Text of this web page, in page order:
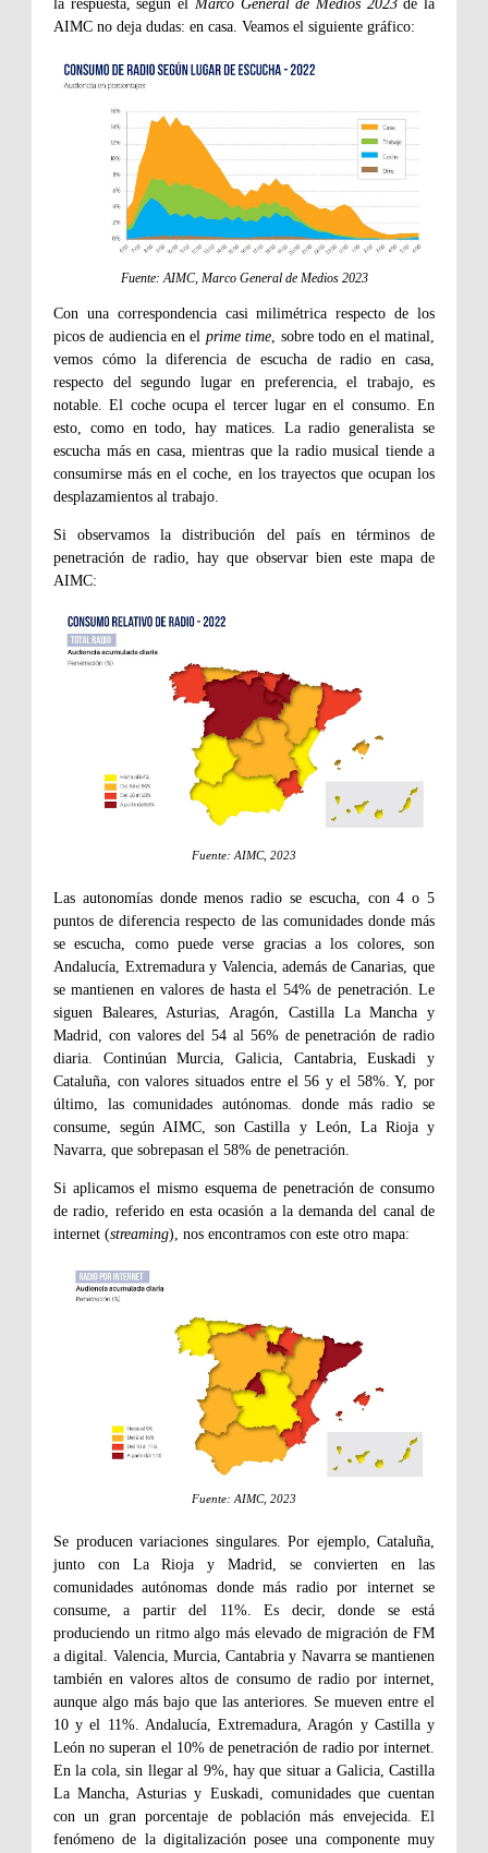
la respuesta, según el Marco General de Medios 2023de la
AIMC no deja dudas: en casa. Veamos el siguiente gráfico:
Fuente: AIMC, Marco General de Medios 2023
Con una correspondencia casi milimétrica respecto de los
picos de audiencia en el prime time, sobre todo en el matinal,
vemos cómo la diferencia de escucha de radio en casa,
respecto del segundo lugar en preferencia, el trabajo, es
notable. El coche ocupa el tercer lugar en el consumo. En
esto, como en todo, hay matices. La radio generalista se
escucha más en casa, mientras que la radio musical tiende a
consumirse más en el coche, en los trayectos que ocupan los
desplazamientos al trabajo.
Si observamos la distribución del país en términos de
penetración de radio, hay que observar bien este mapa de
AIMC:
Fuente: AIMC, 2023
Las autonomías donde menos radio se escucha, con 4 o 5
puntos de diferencia respecto de las comunidades donde más
se escucha, como puede verse gracias a los colores, son
Andalucía, Extremadura y Valencia, además de Canarias, que
se mantienen en valores de hasta el 54% de penetración. Le
siguen Baleares, Asturias, Aragón, Castilla La Mancha y
Madrid, con valores del 54 al 56% de penetración de radio
diaria. Continúan Murcia, Galicia, Cantabria, Euskadi y
Cataluña, con valores situados entre el 56 y el 58%. Y, por
último, las comunidades autónomas. donde más radio se
consume, según AIMC, son Castilla y León, La Rioja y
Navarra, que sobrepasan el 58% de penetración.
Si aplicamos el mismo esquema de penetración de consumo
de radio, referido en esta ocasión a la demanda del canal de
internet (streaming), nos encontramos con este otro mapa:
Fuente: AIMC, 2023
Se producen variaciones singulares. Por ejemplo, Cataluña,
junto con La Rioja y Madrid, se convierten en las
comunidades autónomas donde más radio por internet se
consume, a partir del 11%. Es decir, donde se está
produciendo un ritmo algo más elevado de migración de FM
a digital. Valencia, Murcia, Cantabria y Navarra se mantienen
también en valores altos de consumo de radio por internet,
aunque algo más bajo que las anteriores. Se mueven entre el
10 y el 11%. Andalucía, Extremadura, Aragón y Castilla y
León no superan el 10% de penetración de radio por internet.
En la cola, sin llegar al 9%, hay que situar a Galicia, Castilla
La Mancha, Asturias y Euskadi, comunidades que cuentan
con un gran porcentaje de población más envejecida. El
fenómeno de la digitalización posee una componente muy